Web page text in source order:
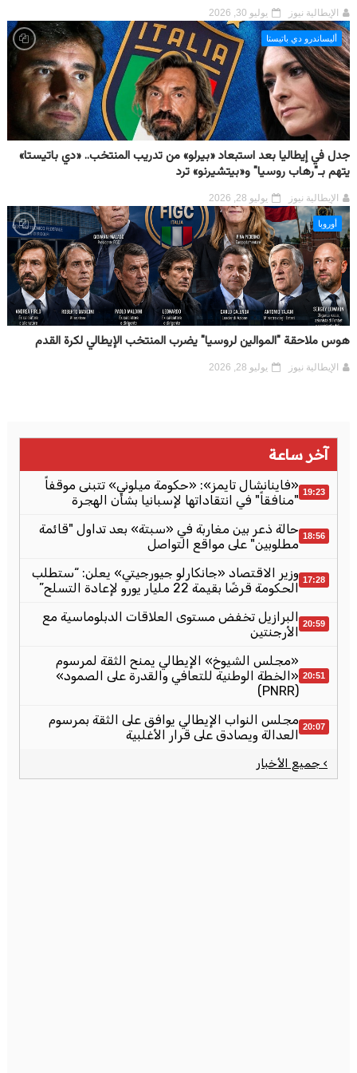
الإيطالية نيوز يوليو 30, 2026
أليساندرو دي باتيستا
جدل في إيطاليا بعد استبعاد «بيرلو» من تدريب المنتخب.. «دي باتيستا»
يتهم بـ"رهاب روسيا" و«بيتشيرنو» ترد
الإيطالية نيوز يوليو 28, 2026
أوروبا
هوس ملاحقة "الموالين لروسيا" يضرب المنتخب الإيطالي لكرة القدم
الإيطالية نيوز يوليو 28, 2026
آخر ساعة
19:23 «فاينانشال تايمز»: «حكومة ميلوني» تتبنى موقفاً
"منافقاً" في انتقاداتها لإسبانيا بشأن الهجرة
18:56 حالة ذعر بين مغاربة في «سبتة» بعد تداول "قائمة
مطلوبين" على مواقع التواصل
17:28 وزير الاقتصاد «جانكارلو جيورجيتي» يعلن: “ستطلب
الحكومة قرضًا بقيمة 22 مليار يورو لإعادة التسلح”
20:59 البرازيل تخفض مستوى العلاقات الدبلوماسية مع
الأرجنتين
20:51
«مجلس الشيوخ» الإيطالي يمنح الثقة لمرسوم
«الخطة الوطنية للتعافي والقدرة على الصمود»
(PNRR)
20:07 مجلس النواب الإيطالي يوافق على الثقة بمرسوم
العدالة ويصادق على قرار الأغلبية
› جميع الأخبار